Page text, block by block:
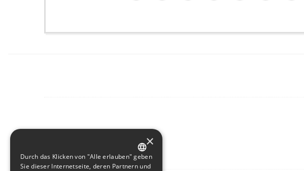
GERMAN
×
Durch das Klicken von "Alle erlauben" geben
Sie dieser Internetseite, deren Partnern und